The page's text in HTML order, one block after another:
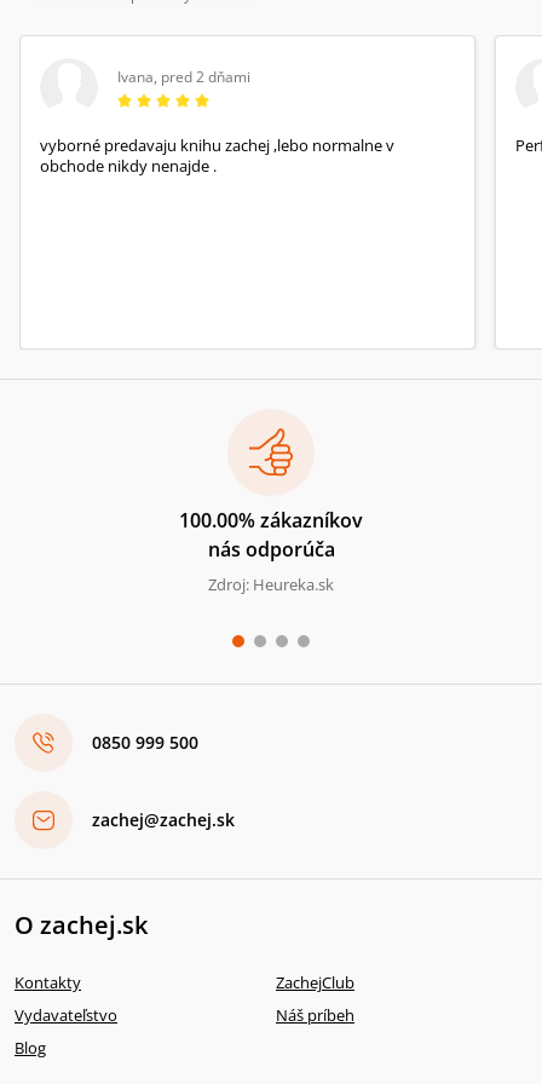
Ivana, pred 2 dňami
vyborné predavaju knihu zachej ,lebo normalne v
obchode nikdy nenajde .
100.00% zákazníkov
nás odporúča
Zdroj: Heureka.sk
0850 999 500
zachej@zachej.sk
O zachej.sk
Kontakty
ZachejClub
Vydavateľstvo
Náš príbeh
Blog